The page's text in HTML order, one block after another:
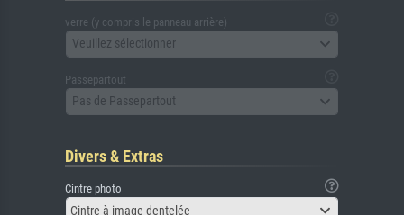
verre (y compris le panneau arrière)
Veuillez sélectionner
Passepartout
Pas de Passepartout
Divers & Extras
Cintre photo
Cintre à image dentelée